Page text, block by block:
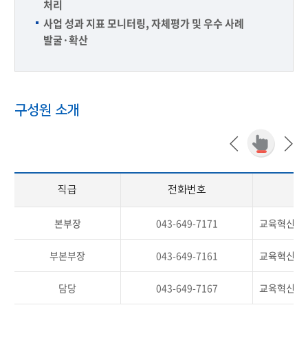
처리
사업 성과 지표 모니터링, 자체평가 및 우수 사례
발굴·확산
구성원 소개
직급 전화번호
본부장 043-649-7171 교육혁신·
부본부장 043-649-7161 교육혁신·
담당 043-649-7167 교육혁신팀